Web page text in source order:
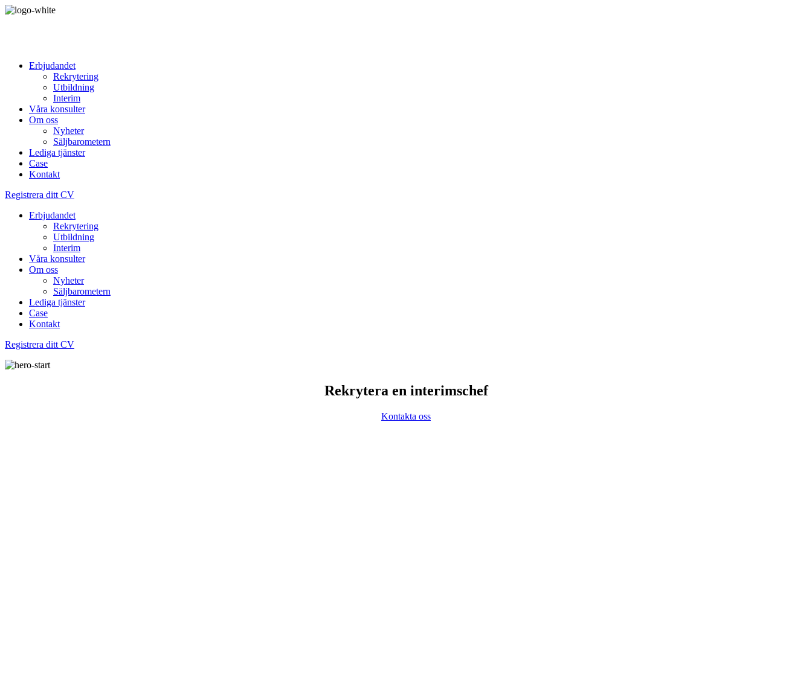
Erbjudandet
Rekrytering
Utbildning
Interim
Våra konsulter
Om oss
Nyheter
Säljbarometern
Lediga tjänster
Case
Kontakt
Registrera ditt CV
Erbjudandet
Rekrytering
Utbildning
Interim
Våra konsulter
Om oss
Nyheter
Säljbarometern
Lediga tjänster
Case
Kontakt
Registrera ditt CV
Rekrytera en interimschef
Kontakta oss